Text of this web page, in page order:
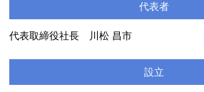
代表者
代表取締役社長 川松 昌市
設立